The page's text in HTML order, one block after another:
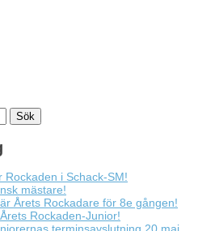
Rockaden i Schack-SM!
mästare!
Årets Rockadare för 8e gången!
Rockaden-Junior!